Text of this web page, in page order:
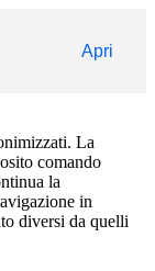
Apri
La
comando
la
in
diversi da quelli